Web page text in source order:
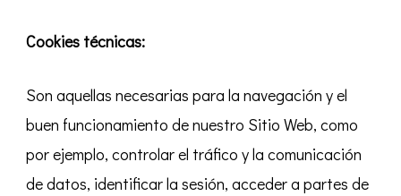
Cookies técnicas:
Son aquellas necesarias para la navegación y el
buen funcionamiento de nuestro Sitio Web, como
por ejemplo, controlar el tráfico y la comunicación
de datos, identificar la sesión, acceder a partes de